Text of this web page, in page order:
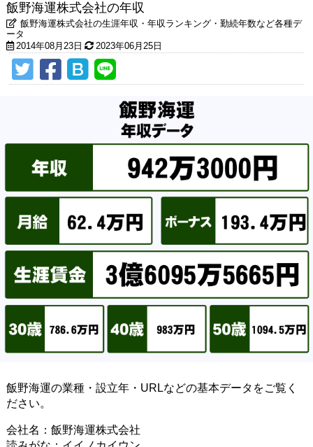
飯野海運株式会社の年収
飯野海運株式会社の生涯年収・年収ランキング・勤続年数など各種デ
ータ
2014年08月23日
2023年06月25日
飯野海運の業種・設立年・URLなどの基本データをご覧く
ださい。
会社名：飯野海運株式会社